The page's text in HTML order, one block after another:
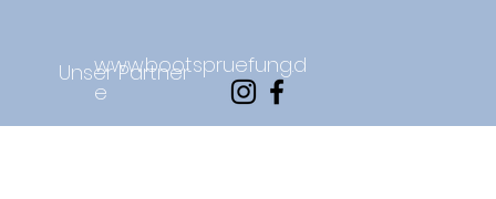
www.bootspruefung.d
e
Unser Partner